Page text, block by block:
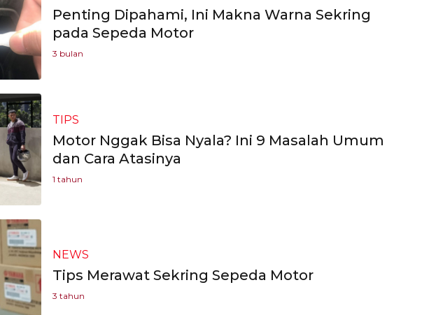
Penting Dipahami, Ini Makna Warna Sekring
pada Sepeda Motor
3 bulan
TIPS
Motor Nggak Bisa Nyala? Ini 9 Masalah Umum
dan Cara Atasinya
1 tahun
NEWS
Tips Merawat Sekring Sepeda Motor
3 tahun